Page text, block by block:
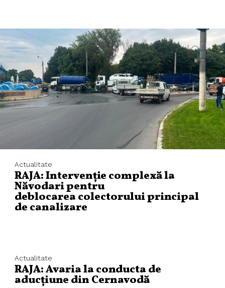
Actualitate
RAJA: Intervenție complexă la
Năvodari pentru
deblocarea colectorului principal
de canalizare
Actualitate
RAJA: Avaria la conducta de
aducțiune din Cernavodă